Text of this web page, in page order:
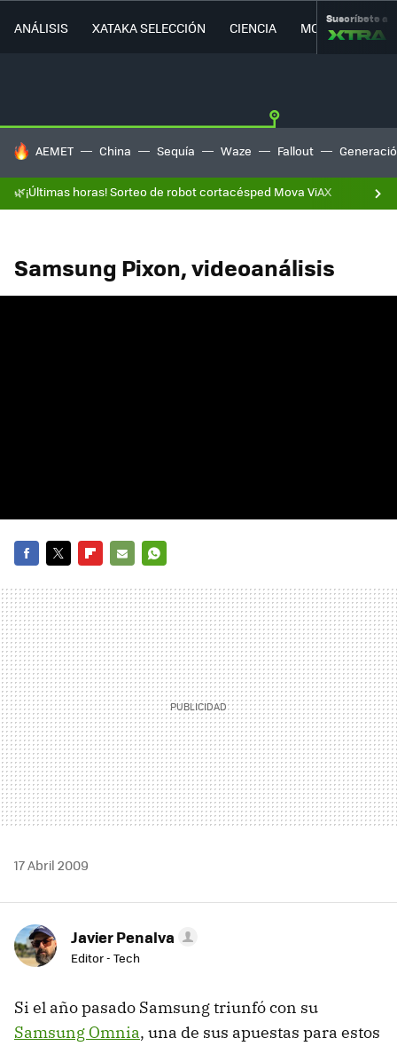
ANÁLISIS XATAKA SELECCIÓN CIENCIA MOVILIDAD
Suscríbete a
HOY SE HABLA DE
AEMET China Sequía Waze Fallout
🌿¡Últimas horas! Sorteo de robot cortacésped Mova ViAX
Samsung Pixon, videoanálisis
MAIL
17 Abril 2009
Javier Penalva
Editor - Tech
Si el año pasado Samsung triunfó con su
Samsung Omnia, una de sus apuestas para estos